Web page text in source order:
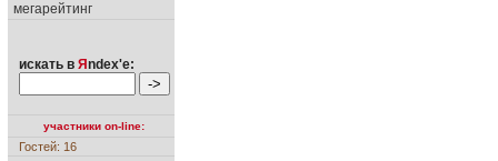
мегарейтинг
искать в Я ndex'е:
участники on-line:
Гостей: 16